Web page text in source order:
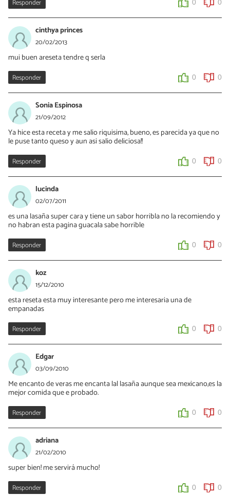
Responder 0 0
cinthya princes
20/02/2013
mui buen areseta tendre q serla
Responder 0 0
Sonia Espinosa
21/09/2012
Ya hice esta receta y me salio riquisima, bueno, es parecida ya que no
le puse tanto queso y aun asi salio deliciosa!!
Responder 0 0
lucinda
02/07/2011
es una lasaña super cara y tiene un sabor horribla no la recomiendo y
no habran esta pagina guacala sabe horrible
Responder 0 0
koz
15/12/2010
esta reseta esta muy interesante pero me interesaria una de
empanadas
Responder 0 0
Edgar
03/09/2010
Me encanto de veras me encanta lal lasaña aunque sea mexicano,es la
mejor comida que e probado.
Responder 0 0
adriana
21/02/2010
super bien! me servirá mucho!
Responder 0 0